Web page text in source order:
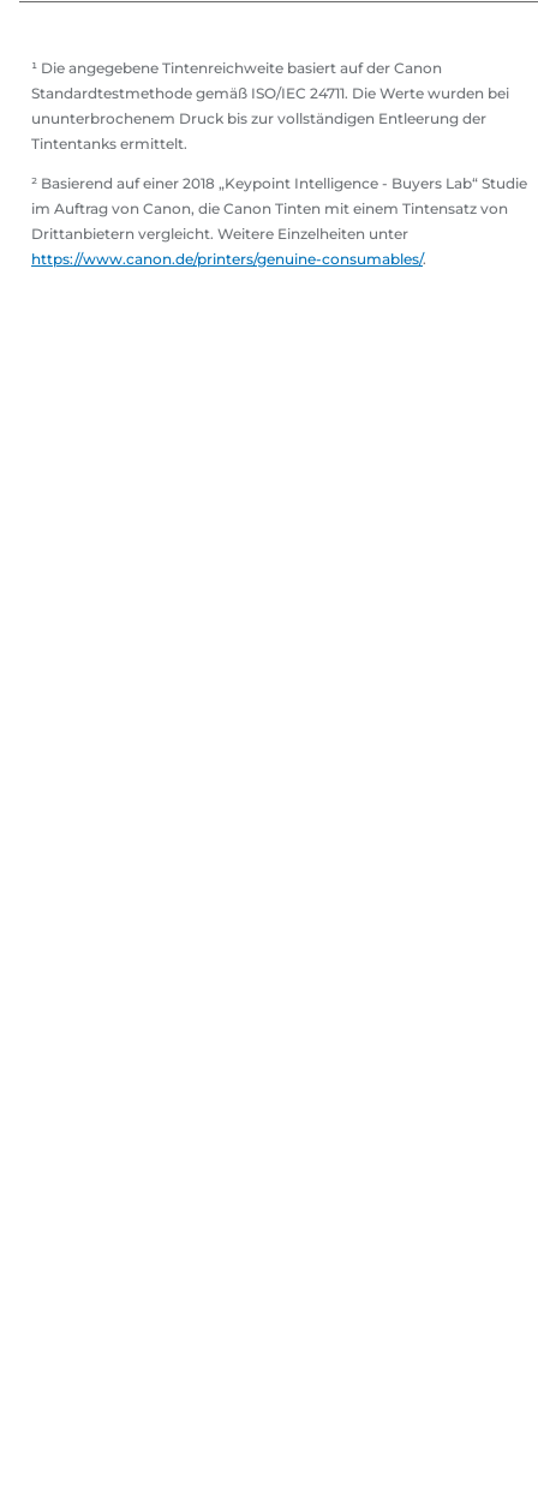
¹ Die angegebene Tintenreichweite basiert auf der Canon
Standardtestmethode gemäß ISO/IEC 24711. Die Werte wurden bei
ununterbrochenem Druck bis zur vollständigen Entleerung der
Tintentanks ermittelt.
² Basierend auf einer 2018 „Keypoint Intelligence - Buyers Lab“ Studie
im Auftrag von Canon, die Canon Tinten mit einem Tintensatz von
Drittanbietern vergleicht. Weitere Einzelheiten unter
https://www.canon.de/printers/genuine-consumables/.